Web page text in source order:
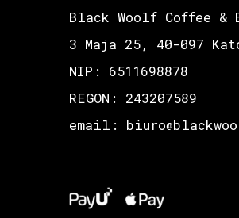
Black Woolf Coffee &
3 Maja 25, 40-097
NIP: 6511698878
REGON: 243207589
email: biuro@